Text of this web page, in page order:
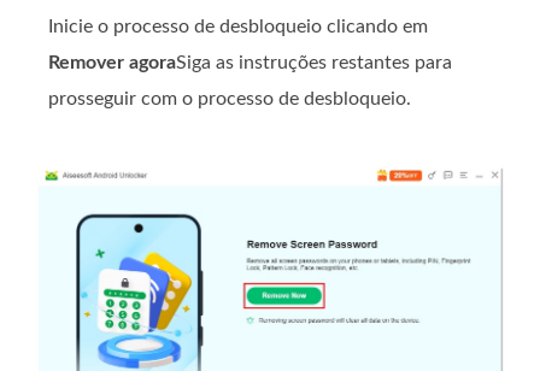
Inicie o processo de desbloqueio clicando em
Remover agoraSiga as instruções restantes para
prosseguir com o processo de desbloqueio.